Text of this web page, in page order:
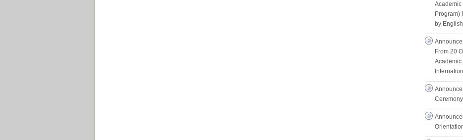
Academic
Program)
by
From 20
Academic
Ceremony